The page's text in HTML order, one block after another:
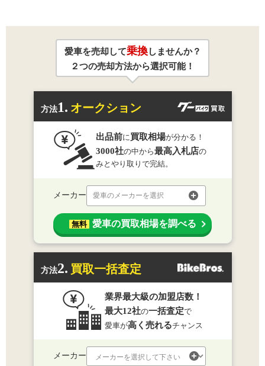
愛車を売却して乗換しませんか？
２つの売却方法から選択可能！
方法1. オークション
出品前に 買取相場が分かる！
3000社の中から最高入札店の
みとやり取りで完結。
メーカー 愛車のメーカーを選択
無料 愛車の買取相場を調べる
方法2. 買取一括査定
業界最大級の加盟店数！
最大12社の一括査定で
愛車が高く売れるチャンス
メーカー